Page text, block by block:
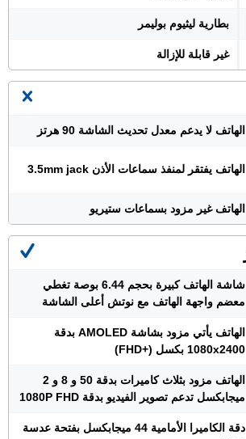
بطارية ليثيوم بوليمر
غير قابلة للإزالة
الهاتف لا يدعم معدل تحديث الشاشة 90 هرتز
الهاتف يفتقر لمنفذ سماعات الأذن 3.5mm jack
الهاتف غير مزود بسماعات ستيريو
شاشة الهاتف كبيرة بحجم 6.44 بوصة تغطي
معضم واجهة الهاتف مع نوتش أعلى الشاشة
الهاتف يأتي مزود بشاشة AMOLED بدقة
1080x2400 بكسل (+FHD)
الهاتف مزود بثلاث كاميرات بدقة 50 و 8 و 2
ميجابكسل تدعم تصوير الفيديو بدقة 1080P FHD
دقة الكاميرا الأمامية 44 ميجابكسل بفتحة عدسة